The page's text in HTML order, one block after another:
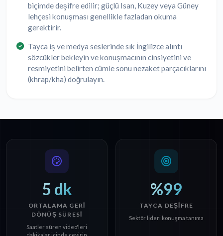
biçimde deşifre edilir; güçlü Isan, Kuzey veya Güney
lehçesi konuşması genellikle fazladan okuma
gerektirir.
Tayca iş ve medya seslerinde sık İngilizce alıntı
sözcükler bekleyin ve konuşmacının cinsiyetini ve
resmiyetini belirten cümle sonu nezaket parçacıklarını
(khrap/kha) doğrulayın.
5 dk
ORTALAMA GERI
DÖNÜŞ SÜRESI
Saatler süren video'leri
%99
TAYCA DEŞIFRE
Sektör lideri konuşma tanıma